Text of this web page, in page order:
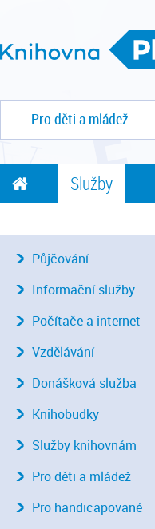
Pro děti a mládež
Služby
Půjčování
Informační služby
Počítače a internet
Vzdělávání
Donášková služba
Knihobudky
Služby knihovnám
Pro děti a mládež
Pro handicapované